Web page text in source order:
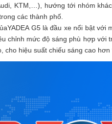
KTM,…), hướng tới nhóm
các thành phố.
G5 là đầu xe nổi bật
chỉnh mức độ sáng phù hợp với
cho hiệu suất chiếu sáng cao